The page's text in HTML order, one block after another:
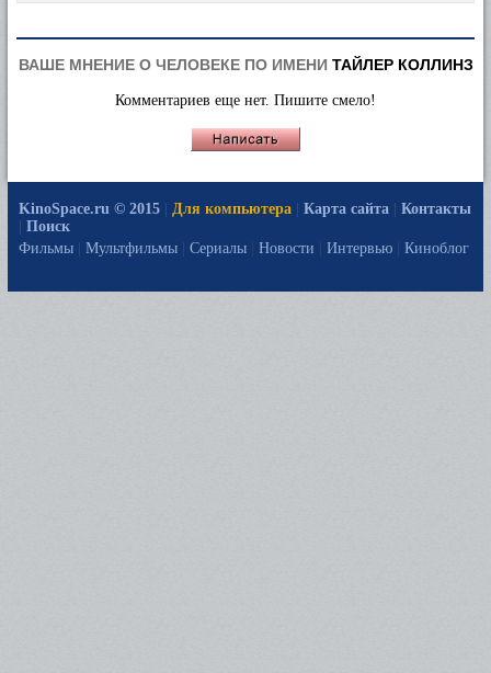
ВАШЕ МНЕНИЕ О ЧЕЛОВЕКЕ ПО ИМЕНИ ТАЙЛЕР КОЛЛИНЗ
Комментариев еще нет. Пишите смело!
KinoSpace.ru © 2015 Для компьютера Карта сайта
Контакты
Поиск
Фильмы
Мультфильмы Сериалы Новости Интервью Киноблог